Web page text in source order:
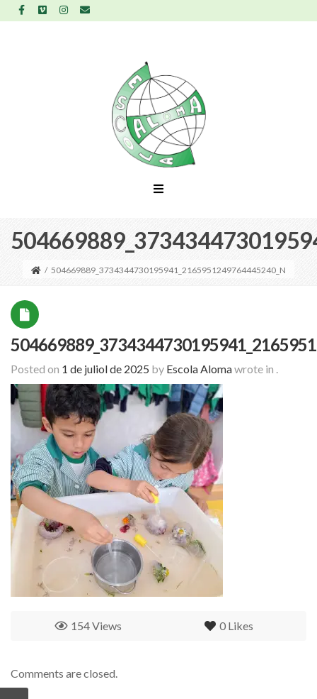
/ 504669889_3734344730195941_2165951249764445240_N
Posted on 1 de juliol de 2025 by Escola Alomawrote in .
0 Likes
154 Views
Comments are closed.